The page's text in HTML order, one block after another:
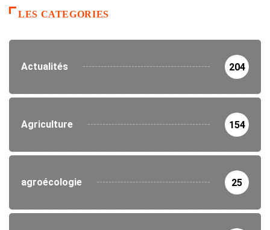
LES CATEGORIES
Actualités 204
Agriculture 154
agroécologie 25